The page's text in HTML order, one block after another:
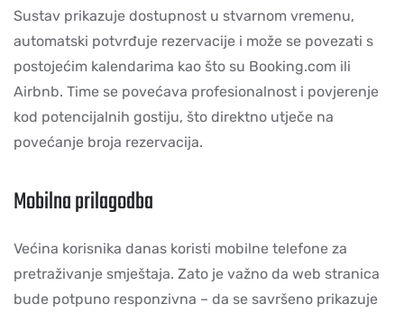
Sustav prikazuje dostupnost u stvarnom vremenu,
automatski potvrđuje rezervacije i može se povezati s
postojećim kalendarima kao što su Booking.com ili
Airbnb. Time se povećava profesionalnost i povjerenje
kod potencijalnih gostiju, što direktno utječe na
povećanje broja rezervacija.
Mobilna prilagodba
Većina korisnika danas koristi mobilne telefone za
pretraživanje smještaja. Zato je važno da web stranica
bude potpuno responzivna – da se savršeno prikazuje